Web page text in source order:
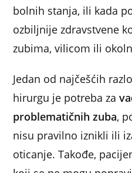
bolnih stanja, ili kada
ozbiljnije zdravstvene
zubima, vilicom ili
Jedan od najčešćih
hirurgu je potreba za
problematičnih zuba,
nisu pravilno iznikli ili
oticanje. Takođe,